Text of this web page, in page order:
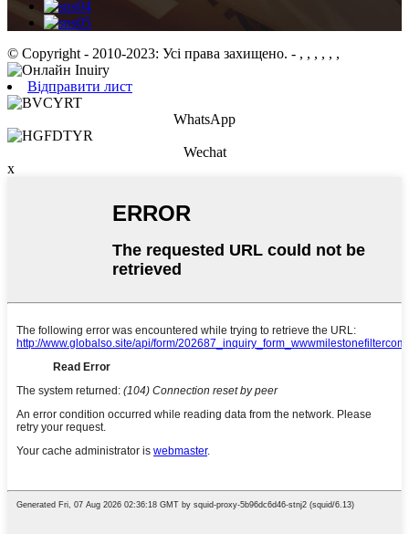
© Copyright - 2010-2023: Усі права захищено. - , , , , , ,
Відправити лист
WhatsApp
Wechat
x